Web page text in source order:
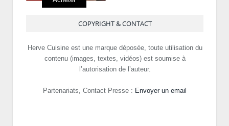
COPYRIGHT & CONTACT
Herve Cuisine est une marque déposée, toute utilisation du
contenu (images, textes, vidéos) est soumise à
l’autorisation de l’auteur.
Partenariats, Contact Presse : Envoyer un email